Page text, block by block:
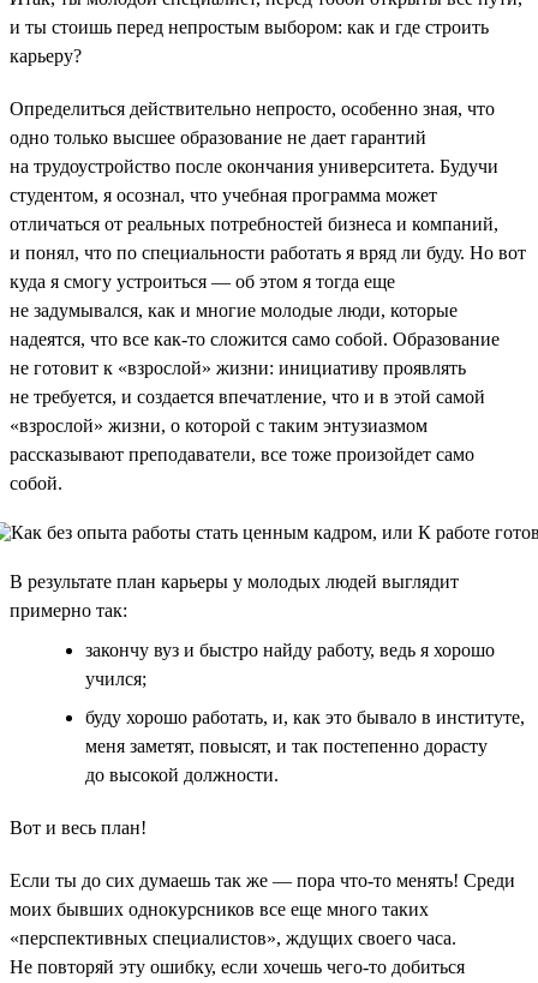
и ты стоишь перед непростым выбором: как и где строить
карьеру?
Определиться действительно непросто, особенно зная, что
одно только высшее образование не дает гарантий
на трудоустройство после окончания университета. Будучи
студентом, я осознал, что учебная программа может
отличаться от реальных потребностей бизнеса и компаний,
и понял, что по специальности работать я вряд ли буду. Но вот
куда я смогу устроиться — об этом я тогда еще
не задумывался, как и многие молодые люди, которые
надеятся, что все как-то сложится само собой. Образование
не готовит к «взрослой» жизни: инициативу проявлять
не требуется, и создается впечатление, что и в этой самой
«взрослой» жизни, о которой с таким энтузиазмом
рассказывают преподаватели, все тоже произойдет само
собой.
В результате план карьеры у молодых людей выглядит
примерно так:
закончу вуз и быстро найду работу, ведь я хорошо
учился;
буду хорошо работать, и, как это бывало в институте,
меня заметят, повысят, и так постепенно дорасту
до высокой должности.
Вот и весь план!
Если ты до сих думаешь так же — пора что-то менять! Среди
моих бывших однокурсников все еще много таких
«перспективных специалистов», ждущих своего часа.
Не повторяй эту ошибку, если хочешь чего-то добиться